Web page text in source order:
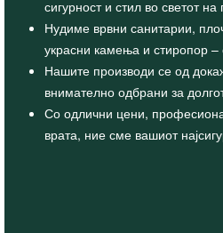
сигурност и стил во светот
Нудиме врвни санитарии,
украсни камења и стиропор
Нашите производи се од
внимателно одбрани за
Со одлични цени,
врата, ние сме вашиот